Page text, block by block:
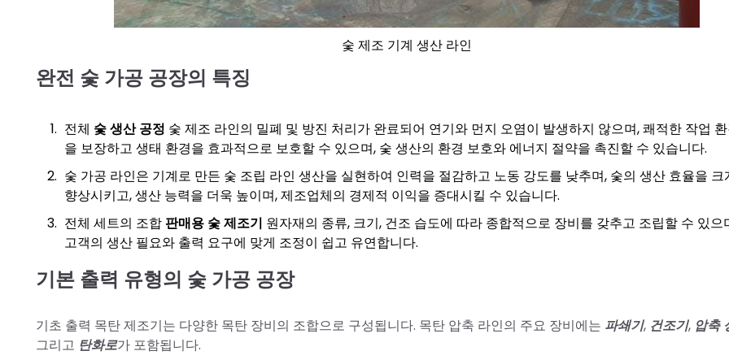
숯 제조 기계 생산 라인
완전 숯 가공 공장의 특징
전체 숯 생산 공정 숯 제조 라인의 밀폐 및 방진 처리가 완료되어 연기와 먼지 오염이 발생하지 않으며, 쾌적한 작업
을 보장하고 생태 환경을 효과적으로 보호할 수 있으며, 숯 생산의 환경 보호와 에너지 절약을 촉진할 수 있습니다.
숯 가공 라인은 기계로 만든 숯 조립 라인 생산을 실현하여 인력을 절감하고 노동 강도를 낮추며, 숯의 생산 효율을 크
향상시키고, 생산 능력을 더욱 높이며, 제조업체의 경제적 이익을 증대시킬 수 있습니다.
전체 세트의 조합 판매용 숯 제조기 원자재의 종류, 크기, 건조 습도에 따라 종합적으로 장비를 갖추고 조립할 수 있으
고객의 생산 필요와 출력 요구에 맞게 조정이 쉽고 유연합니다.
기본 출력 유형의 숯 가공 공장
기초 출력 목탄 제조기는 다양한 목탄 장비의 조합으로 구성됩니다. 목탄 압축 라인의 주요 장비에는 파쇄기, 건조기, 압축
그리고 탄화로가 포함됩니다.